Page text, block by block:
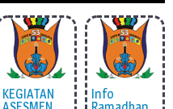
KEGIATAN
Info